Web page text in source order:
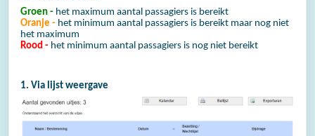
Groen - het maximum aantal passagiers is bereikt
Oranje - het minimum aantal passagiers is bereikt maar nog niet
het maximum
Rood - het minimum aantal passagiers is nog niet bereikt
1. Via lijst weergave